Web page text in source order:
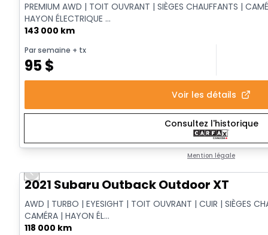
PREMIUM AWD | TOIT OUVRANT | SIÈGES CHAUFFANTS |
HAYON ÉLECTRIQUE ...
143 000 km
Par semaine + tx
95$
Voir les détails
Consultez l'historique
Mention légale
Vidéo disponible
Previous slide
2021 Subaru Outback Outdoor XT
AWD | TURBO | EYESIGHT | TOIT OUVRANT | CUIR | SIÈGES
CAMÉRA | HAYON ÉL...
118 000 km